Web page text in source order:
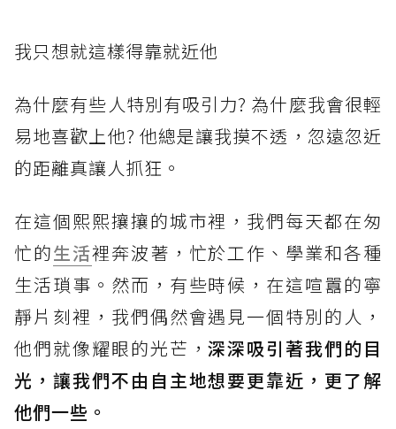
我只想就這樣得靠就近他
為什麼有些人特別有吸引力? 為什麼我會很輕
易地喜歡上他? 他總是讓我摸不透，忽遠忽近
的距離真讓人抓狂。
在這個熙熙攘攘的城市裡，我們每天都在匆
忙的生活裡奔波著，忙於工作、學業和各種
生活瑣事。然而，有些時候，在這喧囂的寧
靜片刻裡，我們偶然會遇見一個特別的人，
他們就像耀眼的光芒，深深吸引著我們的目
光，讓我們不由自主地想要更靠近，更了解
他們一些。